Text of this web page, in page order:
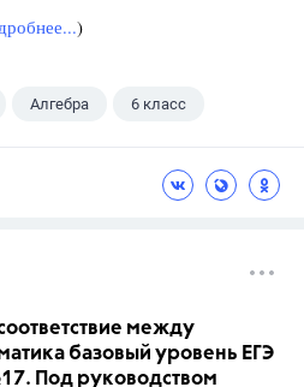
)
Алгебра 6 класс
между
базовый уровень ЕГЭ
Под руководством